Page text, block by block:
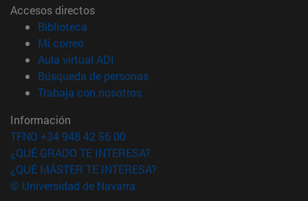
Accesos directos
Biblioteca
Mi correo(abre en nueva ventana)
Aula virtual ADI
Búsqueda de personas(abre en nueva ventana)
Trabaja con nosotros(abre en nueva ventana)
Información
TFNO +34 948 42 56 00
¿QUÉ GRADO TE INTERESA?
¿QUÉ MÁSTER TE INTERESA?
© Universidad de Navarra